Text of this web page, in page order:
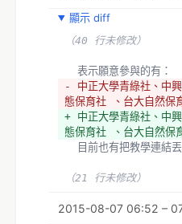
顯示 diff
（40 行未修改）
  表示願意參與的有：
- 中正大學青綠社、中
態保育社 、台大自然保
+ 中正大學青綠社、中
態保育社 、台大自然保
目前也有把教學連結
（21 行未修改）
2015-08-07 06:52 –